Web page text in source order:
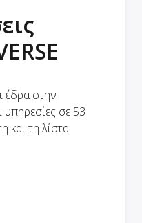
έδρα στην
υπηρεσίες σε 53
και τη λίστα